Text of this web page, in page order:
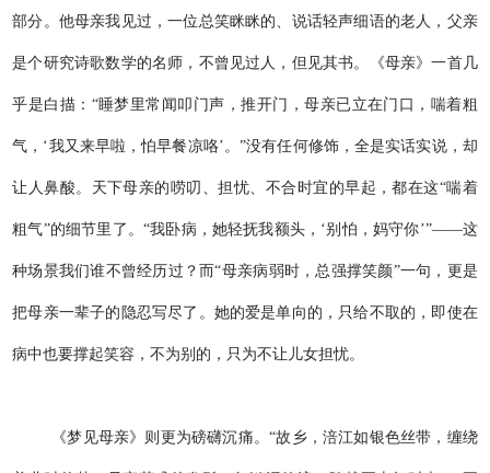
部分。他母亲我见过，一位总笑眯眯的、说话轻声细语的老人，父亲
是个研究诗歌数学的名师，不曾见过人，但见其书。《母亲》一首几
乎是白描：“睡梦里常闻叩门声，推开门，母亲已立在门口，喘着粗
气，‘我又来早啦，怕早餐凉咯’。”没有任何修饰，全是实话实说，却
让人鼻酸。天下母亲的唠叨、担忧、不合时宜的早起，都在这“喘着
粗气”的细节里了。“我卧病，她轻抚我额头，‘别怕，妈守你’”——这
种场景我们谁不曾经历过？而“母亲病弱时，总强撑笑颜”一句，更是
把母亲一辈子的隐忍写尽了。她的爱是单向的，只给不取的，即使在
病中也要撑起笑容，不为别的，只为不让儿女担忧。
《梦见母亲》则更为磅礴沉痛。“故乡，涪江如银色丝带，缠绕